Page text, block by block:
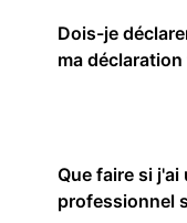
Dois-je
ma déclaration
Que faire si
professionnel